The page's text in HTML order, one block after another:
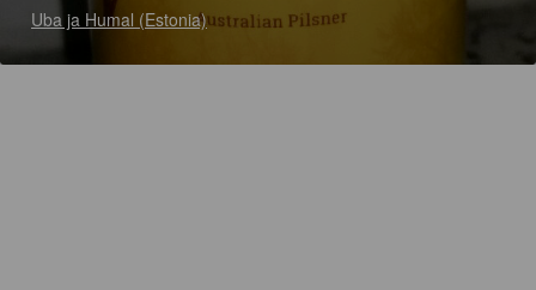
Uba ja Humal (Estonia)